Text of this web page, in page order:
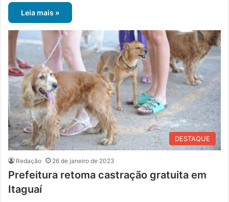
Leia mais »
DESTAQUE
Redação 26 de janeiro de 2023
Prefeitura retoma castração gratuita em
Itaguaí